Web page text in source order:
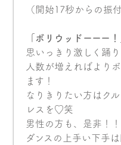
（開始17秒からの振
「ボリウッドーーー！
思いっきり激しく踊
人数が増えればより
ます！
なりきりたい方はク
レスを♡笑
男性の方も、是非！！
ダンスの上手い下手